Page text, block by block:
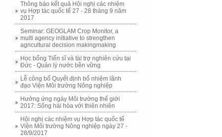
Thông báo kết quả Hội nghị các nhiệm
vụ Hợp tác quốc tế 27 - 28 tháng 9 năm
2017
Seminar: GEOGLAM Crop Monitor, a
multi agency initiative to strengthen
agricultural decision makingmaking
Học bổng Tiến sĩ và tài trợ nghiên cứu tại
Đức - Quản lý nước bền vững
Lễ công bố Quyết định bổ nhiệm lãnh
đạo Viện Môi trường Nông nghiệp
Hưởng ứng ngày Môi trường thế giới
2017: Sống hài hòa với thiên nhiên
Hội nghị các nhiệm vụ Hợp tác quốc tế
Viện Môi trường Nông nghiệp ngày 27 -
28/9/2017